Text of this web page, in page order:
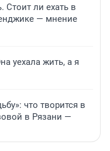
Стоит ли ехать в
— мнение
уехала жить, а я
что творится в
в Рязани —